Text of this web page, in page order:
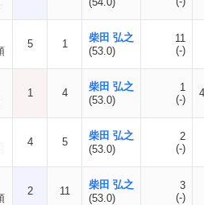
5 1
柴田 弘之
(53.0)
11
(-)
1 4
柴田 弘之
(53.0)
1
(-)
4 5
柴田 弘之
(53.0)
2
(-)
2 11
柴田 弘之
(53.0)
3
(-)